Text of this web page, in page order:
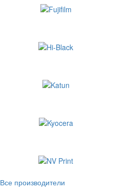
Все производители